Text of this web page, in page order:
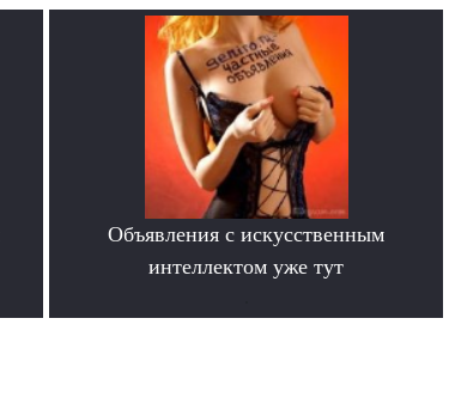
Объявления с искусственным
интеллектом уже тут